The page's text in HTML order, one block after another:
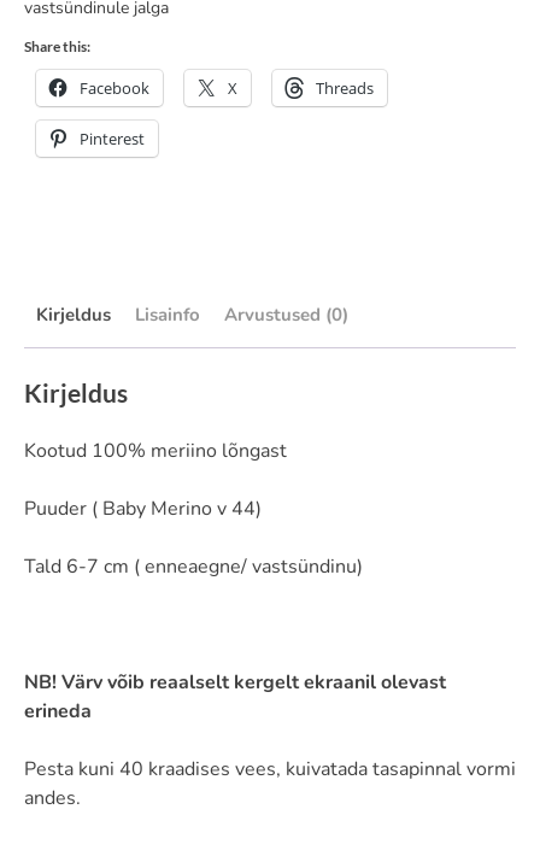
vastsündinule jalga
Share this:
Facebook X Threads
Pinterest
Kirjeldus Lisainfo Arvustused (0)
Kirjeldus
Kootud 100% meriino lõngast
Puuder ( Baby Merino v 44)
Tald 6-7 cm ( enneaegne/ vastsündinu)
NB! Värv võib reaalselt kergelt ekraanil olevast
erineda
Pesta kuni 40 kraadises vees, kuivatada tasapinnal vormi
andes.